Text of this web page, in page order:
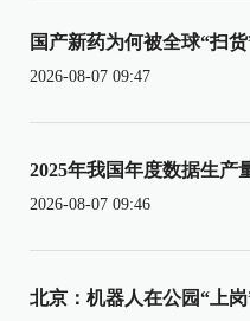
国产新药为何被全球“扫货
2026-08-07 09:47
2025年我国年度数据生产
2026-08-07 09:46
北京：机器人在公园“上岗